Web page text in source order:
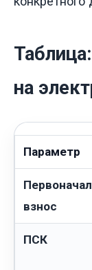
на
Параметр
взнос
ПСК